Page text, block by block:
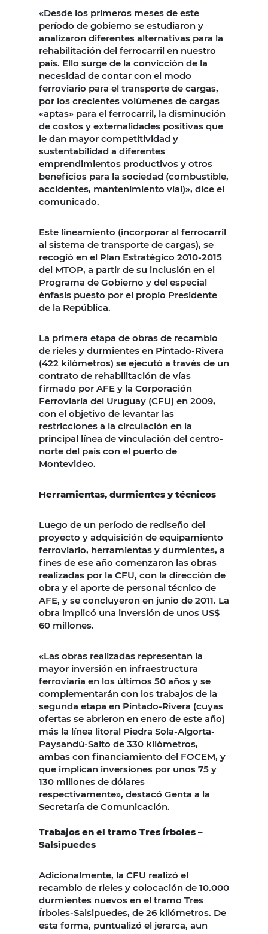
«Desde los primeros meses de este
período de gobierno se estudiaron y
analizaron diferentes alternativas para la
rehabilitación del ferrocarril en nuestro
país. Ello surge de la convicción de la
necesidad de contar con el modo
ferroviario para el transporte de cargas,
por los crecientes volúmenes de cargas
«aptas» para el ferrocarril, la disminución
de costos y externalidades positivas que
le dan mayor competitividad y
sustentabilidad a diferentes
emprendimientos productivos y otros
beneficios para la sociedad (combustible,
accidentes, mantenimiento vial)», dice el
comunicado.
Este lineamiento (incorporar al ferrocarril
al sistema de transporte de cargas), se
recogió en el Plan Estratégico 2010-2015
del MTOP, a partir de su inclusión en el
Programa de Gobierno y del especial
énfasis puesto por el propio Presidente
de la República.
La primera etapa de obras de recambio
de rieles y durmientes en Pintado-Rivera
(422 kilómetros) se ejecutó a través de un
contrato de rehabilitación de vías
firmado por AFE y la Corporación
Ferroviaria del Uruguay (CFU) en 2009,
con el objetivo de levantar las
restricciones a la circulación en la
principal línea de vinculación del centro-
norte del país con el puerto de
Montevideo.
Herramientas, durmientes y técnicos
Luego de un período de rediseño del
proyecto y adquisición de equipamiento
ferroviario, herramientas y durmientes, a
fines de ese año comenzaron las obras
realizadas por la CFU, con la dirección de
obra y el aporte de personal técnico de
AFE, y se concluyeron en junio de 2011. La
obra implicó una inversión de unos US$
60 millones.
«Las obras realizadas representan la
mayor inversión en infraestructura
ferroviaria en los últimos 50 años y se
complementarán con los trabajos de la
segunda etapa en Pintado-Rivera (cuyas
ofertas se abrieron en enero de este año)
más la línea litoral Piedra Sola-Algorta-
Paysandú-Salto de 330 kilómetros,
ambas con financiamiento del FOCEM, y
que implican inversiones por unos 75 y
130 millones de dólares
respectivamente», destacó Genta a la
Secretaría de Comunicación.
Trabajos en el tramo Tres Írboles –
Salsipuedes
Adicionalmente, la CFU realizó el
recambio de rieles y colocación de 10.000
durmientes nuevos en el tramo Tres
Írboles-Salsipuedes, de 26 kilómetros. De
esta forma, puntualizó el jerarca, aun